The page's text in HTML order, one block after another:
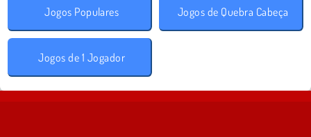
Jogos Populares Jogos de Quebra Cabeça
Jogos de 1 Jogador